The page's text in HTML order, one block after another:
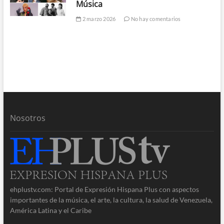
Música
2 marzo 2026 No hay comentarios
Nosotros
ehplustv.com: Portal de Expresión Hispana Plus con aspectos
importantes de la música, el arte, la cultura, la salud de Venezuela,
América Latina y el Caribe